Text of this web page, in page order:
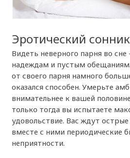
Эротический сонник
Видеть неверного парня во
надеждам и пустым
от своего парня намного
оказался способен. Умерьте
внимательнее к вашей
только тогда вы испытаете
удовольствие. Вас ждут
вместе с ними периодические
неприятности.